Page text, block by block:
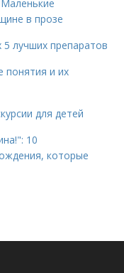
в прозе
лучших препаратов
понятия и их
для детей
10
которые